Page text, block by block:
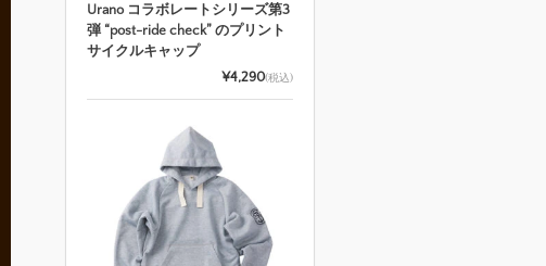
Urano コラボレートシリーズ第3
弾 “post-ride check” のプリント
サイクルキャップ
¥4,290(税込)